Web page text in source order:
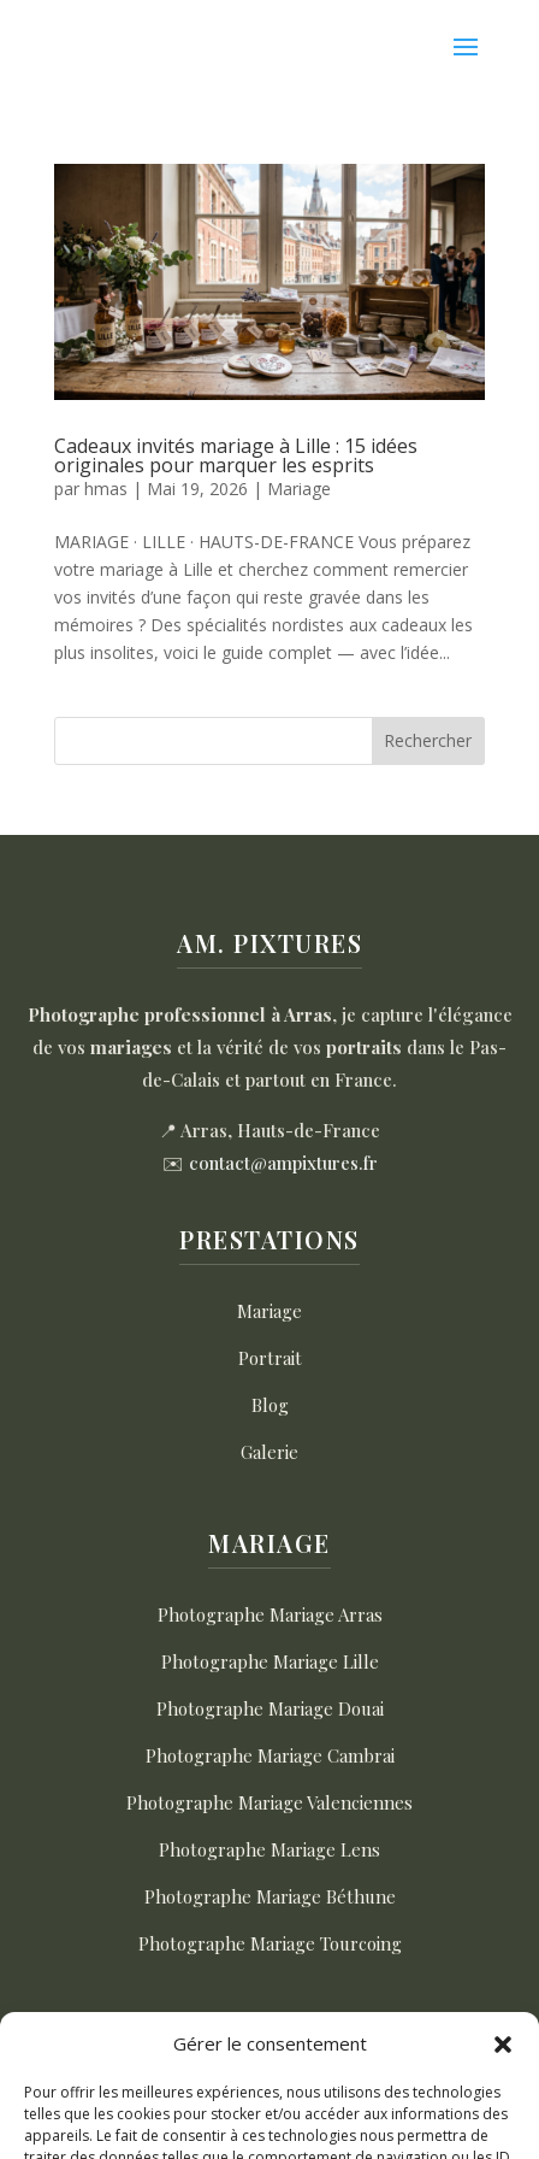
Gérer le consentement
Pour offrir les meilleures expériences, nous utilisons des technologies
telles que les cookies pour stocker et/ou accéder aux informations des
appareils. Le fait de consentir à ces technologies nous permettra de
Cadeaux invités mariage à Lille : 15 idées
originales pour marquer les esprits
par hmas | Mai 19, 2026 | Mariage
MARIAGE · LILLE · HAUTS-DE-FRANCE Vous préparez
votre mariage à Lille et cherchez comment remercier
vos invités d’une façon qui reste gravée dans les
mémoires ? Des spécialités nordistes aux cadeaux les
plus insolites, voici le guide complet — avec l’idée...
Rechercher
AM. PIXTURES
Photographe professionnel à Arras, je capture l'élégance
de vos mariages et la vérité de vos portraits dans le Pas-
de-Calais et partout en France.
📍 Arras, Hauts-de-France
✉️ contact@ampixtures.fr
PRESTATIONS
Mariage
Portrait
Blog
Galerie
MARIAGE
Photographe Mariage Arras
Photographe Mariage Lille
Photographe Mariage Douai
Photographe Mariage Cambrai
Photographe Mariage Valenciennes
Photographe Mariage Lens
Photographe Mariage Béthune
Photographe Mariage Tourcoing
ACTUALITÉS
Comment choisir son photographe de mariage ?
Mariage champetre dans le Nord : le guide complet